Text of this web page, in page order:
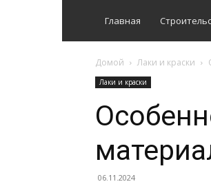
Главная
Домой Лаки и краски
Лаки и краски
06.11.2024